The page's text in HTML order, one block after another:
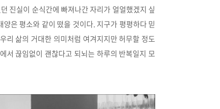
진실이 순식간에 빠져나간 자리가 얼얼했겠지 싶
은 평소와 같이 떴을 것이다. 지구가 평평하다 믿
리 삶의 거대한 의미처럼 여겨지지만 허무할 정도
서 끊임없이 괜찮다고 되뇌는 하루의 반복일지 모